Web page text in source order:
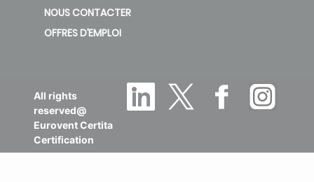
NOUS CONTACTER
OFFRES D’EMPLOI
All rights
reserved@
Eurovent Certita
Certification